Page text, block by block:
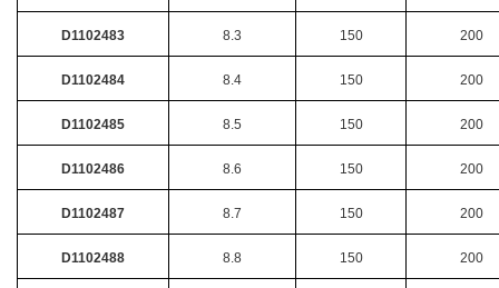
D1102483 8.3 150 200
D1102484 8.4 150 200
D1102485 8.5 150 200
D1102486 8.6 150 200
D1102487 8.7 150 200
D1102488 8.8 150 200